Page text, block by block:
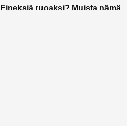
Eineksiä ruoaksi? Muista nämä